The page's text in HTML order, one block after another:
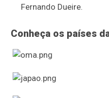
Fernando Dueire.
Conheça os países